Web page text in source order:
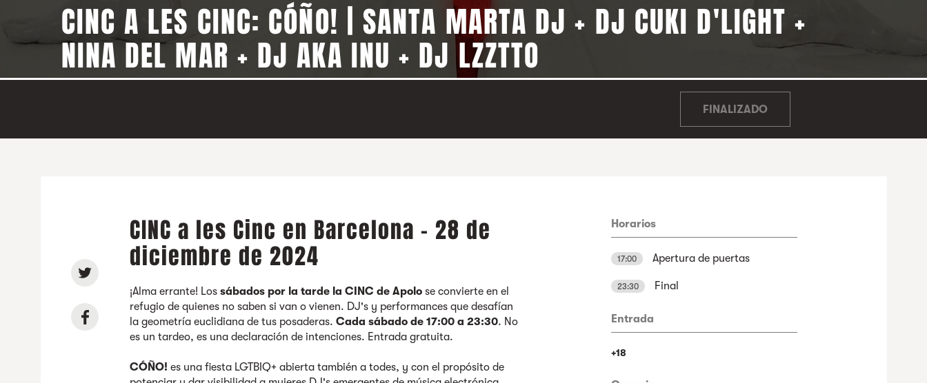
CINC A LES CINC: CÓÑO! | SANTA MARTA DJ + DJ CUKI D'LIGHT +
NINA DEL MAR + DJ AKA INU + DJ LZZTTO
FINALIZADO
CINC a les Cinc en Barcelona - 28 de
diciembre de 2024
¡Alma errante! Lossábados por la tarde la CINC de Apolo se convierte en el
refugio de quienes no saben si van o vienen. DJ's y performances que desafían
la geometría euclidiana de tus posaderas.Cada sábado de 17:00 a 23:30. No
es un tardeo, es una declaración de intenciones. Entrada gratuita.
CÓÑO! es una fiesta LGTBIQ+ abierta también a todes, y con el propósito de
Horarios
17:00 Apertura de puertas
23:30 Final
Entrada
+18